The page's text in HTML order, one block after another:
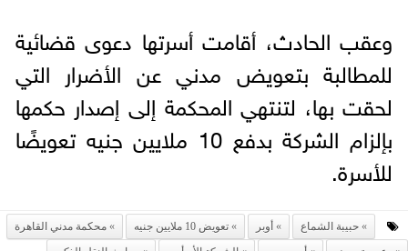
وعقب الحادث، أقامت أسرتها دعوى قضائية
للمطالبة بتعويض مدني عن الأضرار التي
لحقت بها، لتنتهي المحكمة إلى إصدار حكمها
بإلزام الشركة بدفع 10 ملايين جنيه تعويضًا
للأسرة.
حبيبة الشماع أوبر تعويض 10 ملايين جنيه
محكمة مدني القاهرة